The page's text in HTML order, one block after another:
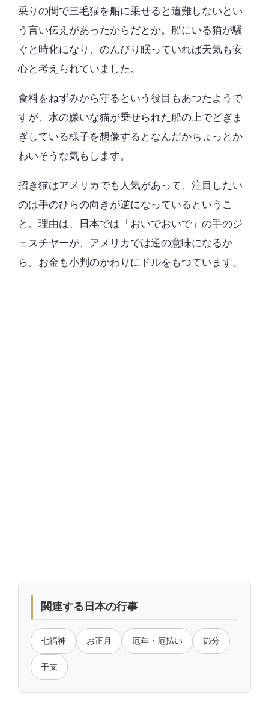
乗りの間で三毛猫を船に乗せると遭難しないとい
う言い伝えがあったからだとか。船にいる猫が騒
ぐと時化になり、のんびり眠っていれば天気も安
心と考えられていました。
食料をねずみから守るという役目もあつたようで
すが、水の嫌いな猫が乗せられた船の上でどぎま
ぎしている様子を想像するとなんだかちょっとか
わいそうな気もします。
招き猫はアメリカでも人気があって、注目したい
のは手のひらの向きが逆になっているというこ
と。理由は、日本では「おいでおいで」の手のジ
ェスチヤーが、アメリカでは逆の意味になるか
ら。お金も小判のかわりにドルをもつています。
関連する日本の行事
七福神 お正月 厄年・厄払い 節分
干支